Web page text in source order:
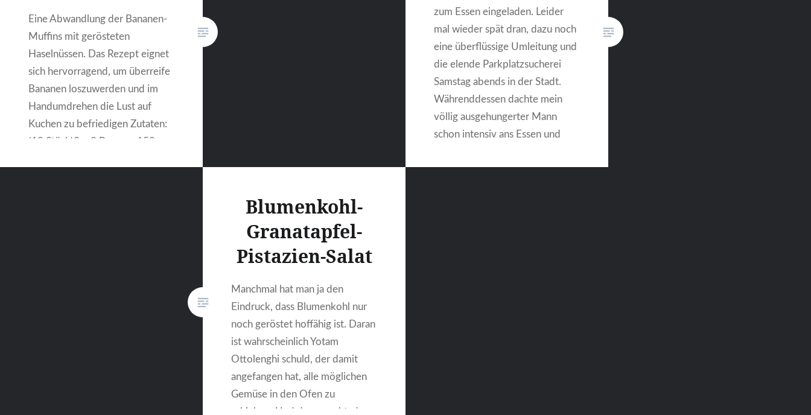
Eine Abwandlung der Bananen-
Muffins mit gerösteten
Haselnüssen. Das Rezept eignet
sich hervorragend, um überreife
Bananen loszuwerden und im
Handumdrehen die Lust auf
Kuchen zu befriedigen Zutaten:
(12 Stück)2 – 3 Bananen150 g
zum Essen eingeladen. Leider
mal wieder spät dran, dazu noch
eine überflüssige Umleitung und
die elende Parkplatzsucherei
Samstag abends in der Stadt.
Währenddessen dachte mein
völlig ausgehungerter Mann
schon intensiv ans Essen und
anderen Freunden am
Blumenkohl-
Granatapfel-
Pistazien-Salat
Manchmal hat man ja den
Eindruck, dass Blumenkohl nur
noch geröstet hoffähig ist. Daran
ist wahrscheinlich Yotam
Ottolenghi schuld, der damit
angefangen hat, alle möglichen
Gemüse in den Ofen zu
schieben. Und das zurecht, denn